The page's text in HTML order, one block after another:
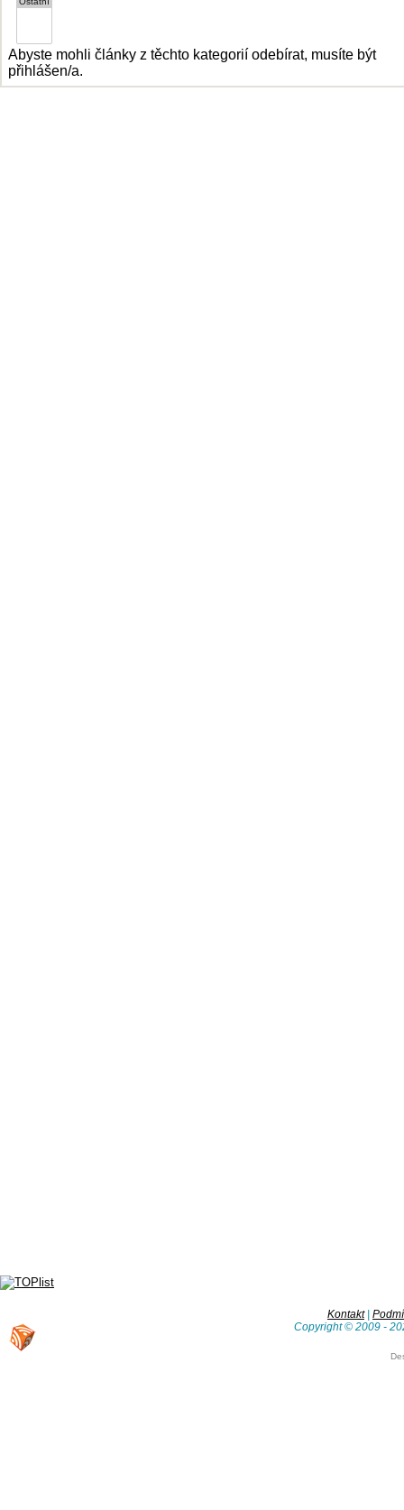
Abyste mohli články z těchto kategorií odebírat, musíte být
přihlášen/a.
Kontakt|
Copyright © 2009 -